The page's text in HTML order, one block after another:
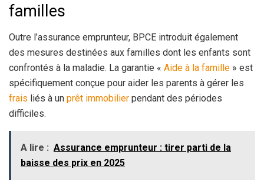
familles
Outre l’assurance emprunteur, BPCE introduit également
des mesures destinées aux familles dont les enfants sont
confrontés à la maladie. La garantie « Aide à la famille » est
spécifiquement conçue pour aider les parents à gérer les
frais liés à un prêt immobilier pendant des périodes
difficiles.
A lire : Assurance emprunteur : tirer parti de la
baisse des prix en 2025